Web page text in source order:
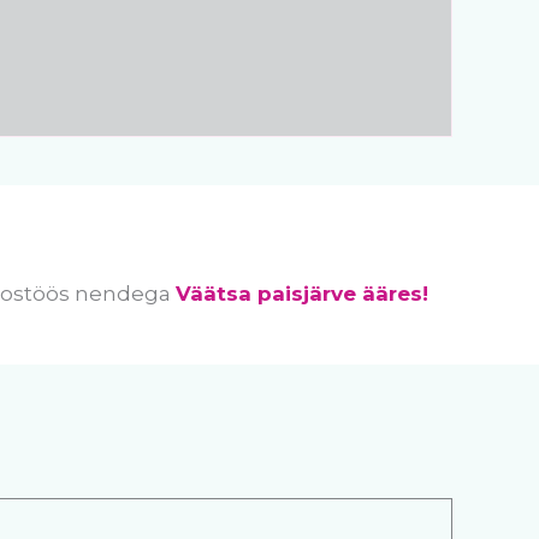
nendega Väätsa paisjärve ääres!